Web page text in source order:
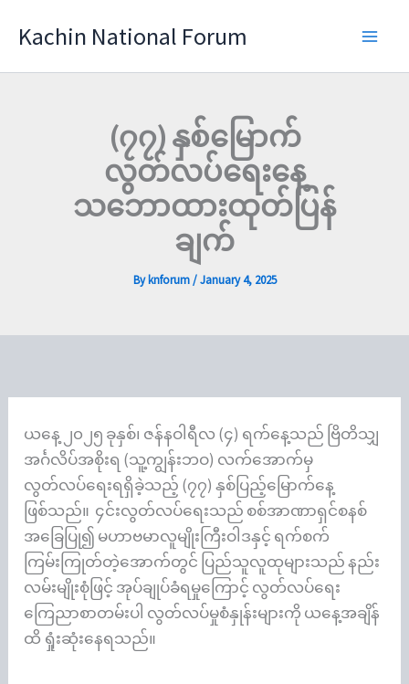
Kachin National Forum
(၇၇) နှစ်မြောက်
လွတ်လပ်ရေးနေ့
သဘောထားထုတ်ပြန်
ချက်
Byknforum/January 4, 2025
ယနေ့ ၂၀၂၅ ခုနှစ်၊ ဇန်နဝါရီလ (၄) ရက်နေ့သည် ဗြိတိသျှ
အင်္ဂလိပ်အစိုးရ (သူ့ကျွန်းဘဝ) လက်အောက်မှ
လွတ်လပ်ရေးရရှိခဲ့သည့် (၇၇) နှစ်ပြည့်မြောက်နေ့
ဖြစ်သည်။ ၄င်းလွတ်လပ်ရေးသည် စစ်အာဏာရှင်စနစ်
အခြေပြု၍ မဟာဗမာလူမျိုးကြီးဝါဒနှင့် ရက်စက်
ကြမ်းကြုတ်တဲ့အောက်တွင် ပြည်သူလူထုများသည် နည်း
လမ်းမျိုးစုံဖြင့် အုပ်ချုပ်ခံရမှုကြောင့် လွတ်လပ်ရေး
ကြေညာစာတမ်းပါ လွတ်လပ်မှုစံနှုန်းများကို ယနေ့အချိန်
ထိ ရှုံးဆုံးနေရသည်။